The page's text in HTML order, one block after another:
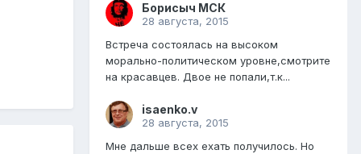
Борисыч МСК
28 августа, 2015
Встреча состоялась на высоком
морально-политическом уровне,смотрите
на красавцев. Двое не попали,т.к...
isaenko.v
28 августа, 2015
Мне дальше всех ехать получилось. Но